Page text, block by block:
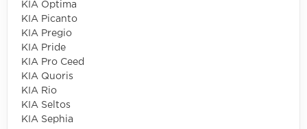
KIA Optima
KIA Picanto
KIA Pregio
KIA Pride
KIA Pro Ceed
KIA Quoris
KIA Rio
KIA Seltos
KIA Sephia